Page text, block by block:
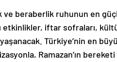
ve beraberlik ruhunun en
etkinlikler, iftar sofraları,
Türkiye’nin en
Ramazan’ın